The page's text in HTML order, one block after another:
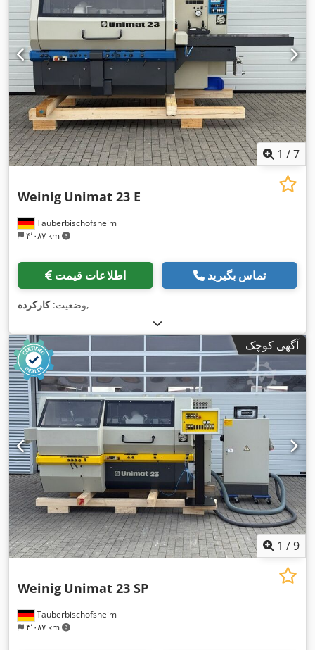
1 /7
Tauberbischofsheim
۴٬۰۸۷ km
Weinig Unimat 23 E
اطلاعات قیمت تماس بگیرید
وضعیت:کارکرده ,
آگهی کوچک
1 /9
Tauberbischofsheim
۴٬۰۸۷ km
Weinig Unimat 23 SP